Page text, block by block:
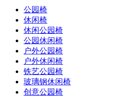
公园椅
休闲椅
休闲公园椅
公园休闲椅
户外公园椅
户外休闲椅
铁艺公园椅
玻璃钢休闲椅
创意公园椅